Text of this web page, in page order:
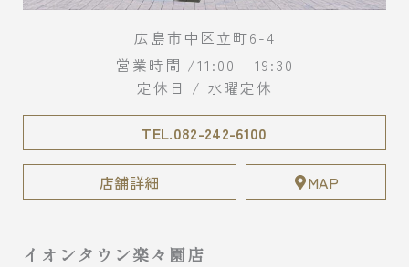
広島市中区立町6-4
営業時間 /11:00 - 19:30
定休日 / 水曜定休
TEL.082-242-6100
店舗詳細 MAP
イオンタウン楽々園店